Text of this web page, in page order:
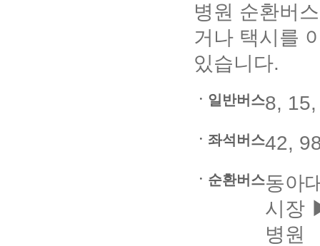
병원 순환버
거나 택시를
있습니다.
ㆍ일반버스8,
ㆍ좌석버스42,
ㆍ순환버스동아
시장
병원